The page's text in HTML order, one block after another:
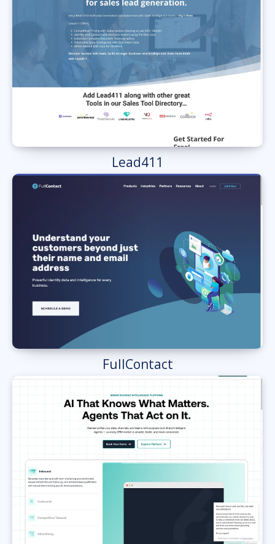
Lead411
FullContact